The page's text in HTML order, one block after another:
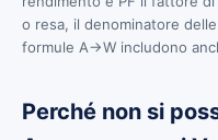
o resa, il denominatore
formule A→W includono
Perché non si